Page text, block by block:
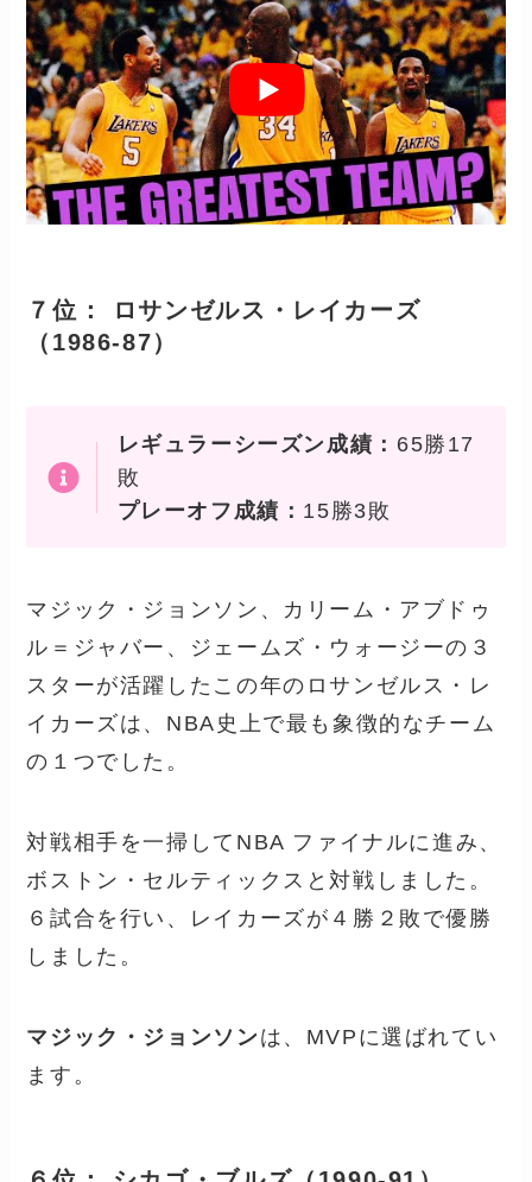
７位： ロサンゼルス・レイカーズ
（1986-87）
レギュラーシーズン成績： 65勝17
敗
プレーオフ成績： 15勝3敗
マジック・ジョンソン、カリーム・アブドゥ
ル＝ジャバー、ジェームズ・ウォージーの３
スターが活躍したこの年のロサンゼルス・レ
イカーズは、NBA史上で最も象徴的なチーム
の１つでした。
対戦相手を一掃してNBA ファイナルに進み、
ボストン・セルティックスと対戦しました。
６試合を行い、レイカーズが４勝２敗で優勝
しました。
マジック・ジョンソンは、MVPに選ばれてい
ます。